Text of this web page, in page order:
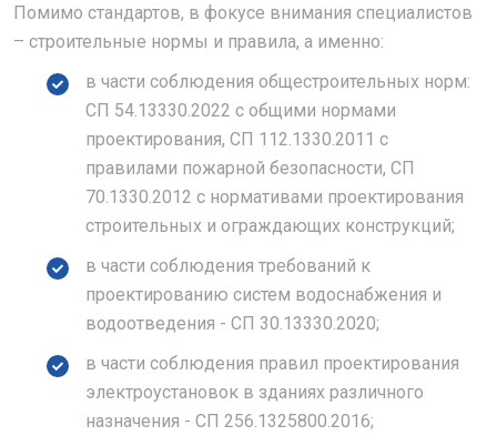
Помимо стандартов, в фокусе внимания специалистов
– строительные нормы и правила, а именно:
в части соблюдения общестроительных норм:
СП 54.13330.2022 с общими нормами
проектирования, СП 112.1330.2011 с
правилами пожарной безопасности, СП
70.1330.2012 с нормативами проектирования
строительных и ограждающих конструкций;
в части соблюдения требований к
проектированию систем водоснабжения и
водоотведения - СП 30.13330.2020;
в части соблюдения правил проектирования
электроустановок в зданиях различного
назначения - СП 256.1325800.2016;